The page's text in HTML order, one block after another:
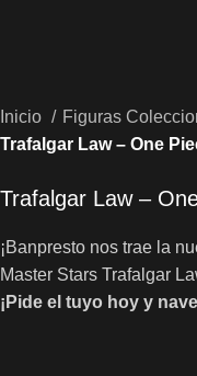
Inicio Figuras
Trafalgar Law – One
Trafalgar Law –
¡Banpresto nos trae la
Master Stars Trafalgar
¡Pide el tuyo hoy y